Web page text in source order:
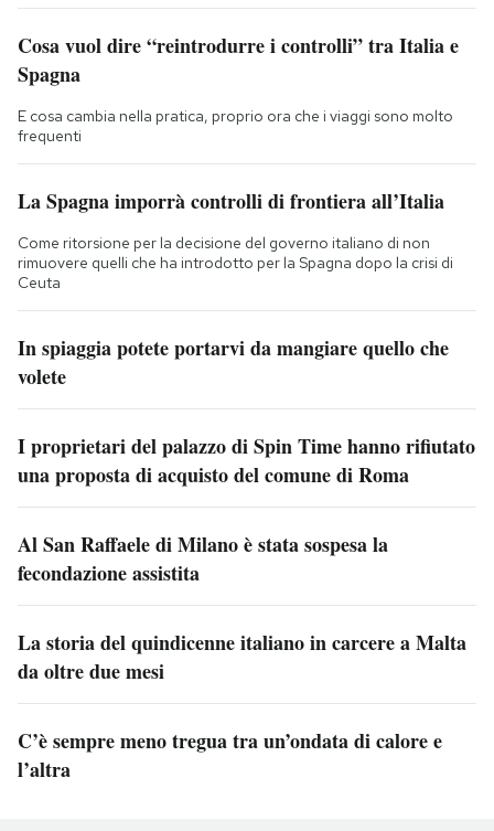
Cosa vuol dire “reintrodurre i controlli” tra Italia e
Spagna
E cosa cambia nella pratica, proprio ora che i viaggi sono molto
frequenti
La Spagna imporrà controlli di frontiera all’Italia
Come ritorsione per la decisione del governo italiano di non
rimuovere quelli che ha introdotto per la Spagna dopo la crisi di
Ceuta
In spiaggia potete portarvi da mangiare quello che
volete
I proprietari del palazzo di Spin Time hanno rifiutato
una proposta di acquisto del comune di Roma
Al San Raffaele di Milano è stata sospesa la
fecondazione assistita
La storia del quindicenne italiano in carcere a Malta
da oltre due mesi
C’è sempre meno tregua tra un’ondata di calore e
l’altra